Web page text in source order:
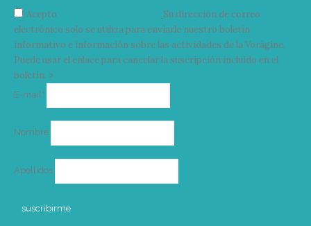
Acepto
Su dirección de correo
electrónico solo se utiliza para enviarle nuestro boletín
informativo e información sobre las actividades de la Vorágine.
Puede usar el enlace para cancelar la suscripción incluido en el
boletín. >
E-mail*
Nombre
Apellidos